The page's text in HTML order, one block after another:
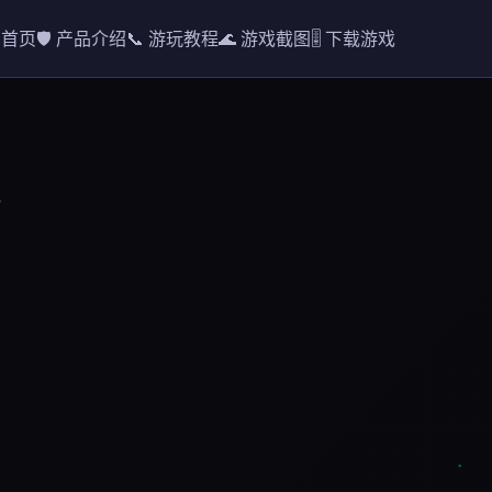
页🛡️ 产品介绍📞 游玩教程🌊 游戏截图🎚️ 下载游戏